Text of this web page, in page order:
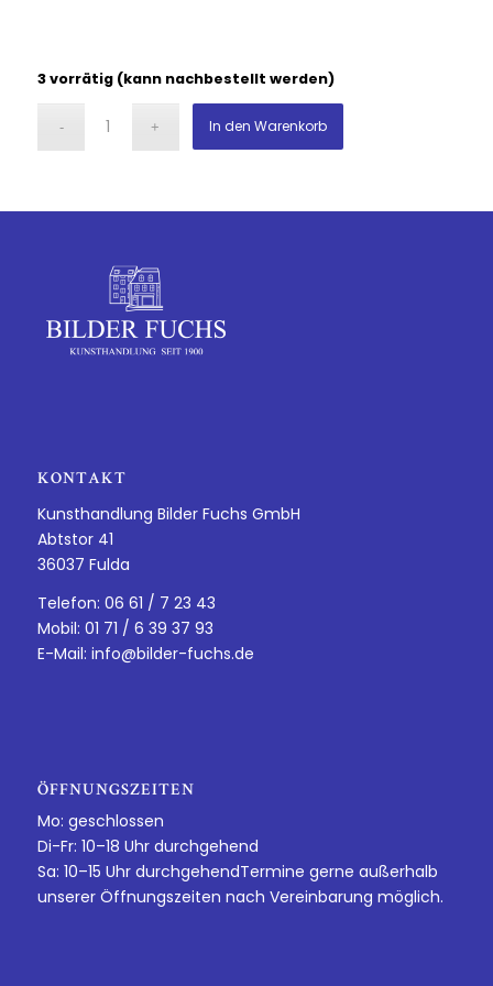
3 vorrätig (kann nachbestellt werden)
In den Warenkorb
KONTAKT
Kunsthandlung Bilder Fuchs GmbH
Abtstor 41
36037 Fulda
Telefon: 06 61 / 7 23 43
Mobil: 01 71 / 6 39 37 93
E-Mail: info@bilder-fuchs.de
ÖFFNUNGSZEITEN
Mo: geschlossen
Di-Fr: 10–18 Uhr durchgehend
Sa: 10–15 Uhr durchgehendTermine gerne außerhalb
unserer Öffnungszeiten nach Vereinbarung möglich.